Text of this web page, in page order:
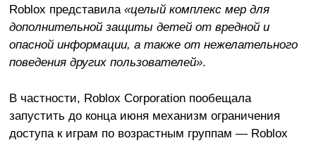
Roblox представила «целый комплекс мер для
дополнительной защиты детей от вредной и
опасной информации, а также от нежелательного
поведения других пользователей».
В частности, Roblox Corporation пообещала
запустить до конца июня механизм ограничения
доступа к играм по возрастным группам — Roblox